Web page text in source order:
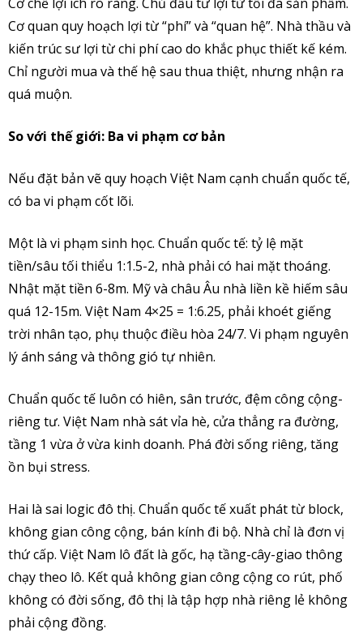
Cơ quan quy hoạch lợi từ “phí” và “quan hệ”. Nhà thầu và
kiến trúc sư lợi từ chi phí cao do khắc phục thiết kế kém.
Chỉ người mua và thế hệ sau thua thiệt, nhưng nhận ra
quá muộn.
So với thế giới: Ba vi phạm cơ bản
Nếu đặt bản vẽ quy hoạch Việt Nam cạnh chuẩn quốc tế,
có ba vi phạm cốt lõi.
Một là vi phạm sinh học. Chuẩn quốc tế: tỷ lệ mặt
tiền/sâu tối thiểu 1:1.5-2, nhà phải có hai mặt thoáng.
Nhật mặt tiền 6-8m. Mỹ và châu Âu nhà liền kề hiếm sâu
quá 12-15m. Việt Nam 4×25 = 1:6.25, phải khoét giếng
trời nhân tạo, phụ thuộc điều hòa 24/7. Vi phạm nguyên
lý ánh sáng và thông gió tự nhiên.
Chuẩn quốc tế luôn có hiên, sân trước, đệm công cộng-
riêng tư. Việt Nam nhà sát vỉa hè, cửa thẳng ra đường,
tầng 1 vừa ở vừa kinh doanh. Phá đời sống riêng, tăng
ồn bụi stress.
Hai là sai logic đô thị. Chuẩn quốc tế xuất phát từ block,
không gian công cộng, bán kính đi bộ. Nhà chỉ là đơn vị
thứ cấp. Việt Nam lô đất là gốc, hạ tầng-cây-giao thông
chạy theo lô. Kết quả không gian công cộng co rút, phố
không có đời sống, đô thị là tập hợp nhà riêng lẻ không
phải cộng đồng.